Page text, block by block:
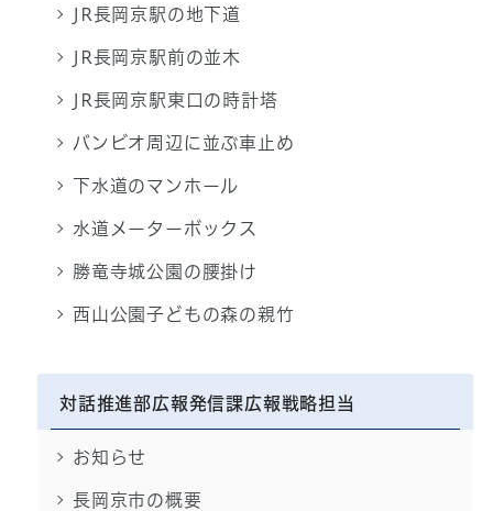
JR長岡京駅の地下道
JR長岡京駅前の並木
JR長岡京駅東口の時計塔
バンビオ周辺に並ぶ車止め
下水道のマンホール
水道メーターボックス
勝竜寺城公園の腰掛け
西山公園子どもの森の親竹
対話推進部広報発信課広報戦略担当
お知らせ
長岡京市の概要